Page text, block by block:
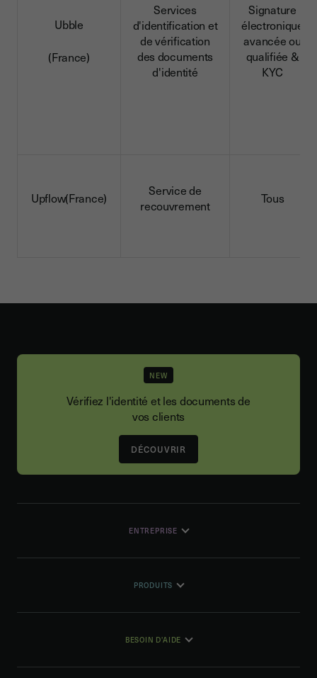
Ubble
(France)
Services
d'identification et
de vérification
des documents
d'identité
Signature
électronique
avancée ou
qualifiée &
KYC
Upflow(France)
Service de
recouvrement
Tous
NEW
Vérifiez l'identité et les documents de
vos clients
DÉCOUVRIR
ENTREPRISE
PRODUITS
BESOIN D'AIDE